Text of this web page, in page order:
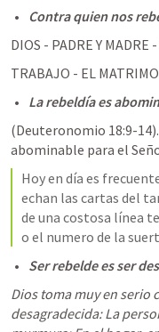
Contra quien nos
DIOS - PADRE Y MADRE
TRABAJO - EL
La rebeldía es
(Deuteronomio 18:9-14
abominable para el
Hoy en día es
echan las cartas del
de una costosa línea
o el numero de la
Ser rebelde es ser
Dios toma muy en serio
desagradecida: La